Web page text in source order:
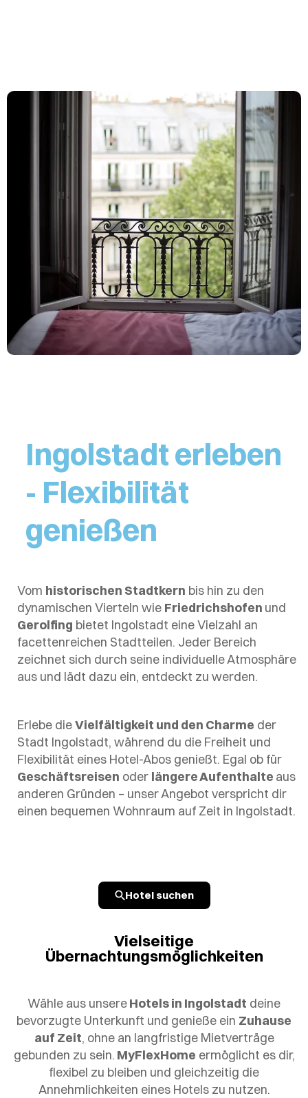
Ingolstadt erleben
- Flexibilität
genießen
Vom historischen Stadtkern bis hin zu den
dynamischen Vierteln wie Friedrichshofen und
Gerolfing bietet Ingolstadt eine Vielzahl an
facettenreichen Stadtteilen. Jeder Bereich
zeichnet sich durch seine individuelle Atmosphäre
aus und lädt dazu ein, entdeckt zu werden.
Erlebe dieVielfältigkeit und den Charme der
Stadt Ingolstadt, während du die Freiheit und
Flexibilität eines Hotel-Abos genießt. Egal ob für
Geschäftsreisen oder längere Aufenthalte aus
anderen Gründen – unser Angebot verspricht dir
einen bequemen Wohnraum auf Zeit in Ingolstadt.
Hotel suchen
Vielseitige
Übernachtungsmöglichkeiten
Wähle aus unsereHotels in Ingolstadt deine
bevorzugte Unterkunft und genieße ein Zuhause
auf Zeit, ohne an langfristige Mietverträge
gebunden zu sein. MyFlexHome ermöglicht es dir,
flexibel zu bleiben und gleichzeitig die
Annehmlichkeiten eines Hotels zu nutzen.